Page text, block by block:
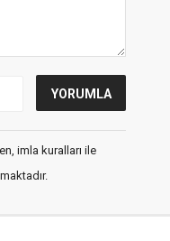
imla kuralları ile